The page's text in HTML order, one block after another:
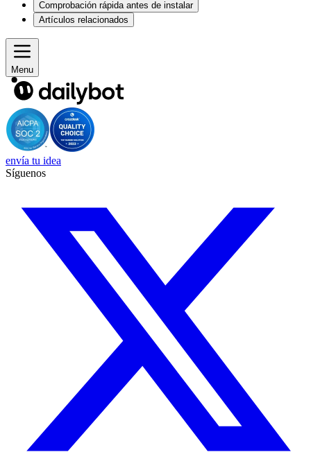
Comprobación rápida antes de instalar
Artículos relacionados
Menu
envía tu idea
Síguenos